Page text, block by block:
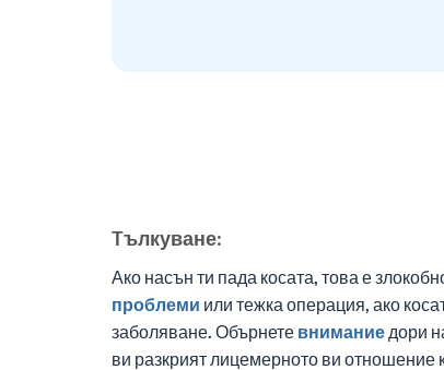
Tълкуване:
Ако насън ти пада косата, това е
проблеми или тежка операция, ако
заболяване. Обърнете внимание дори
ви разкрият лицемерното ви отношение